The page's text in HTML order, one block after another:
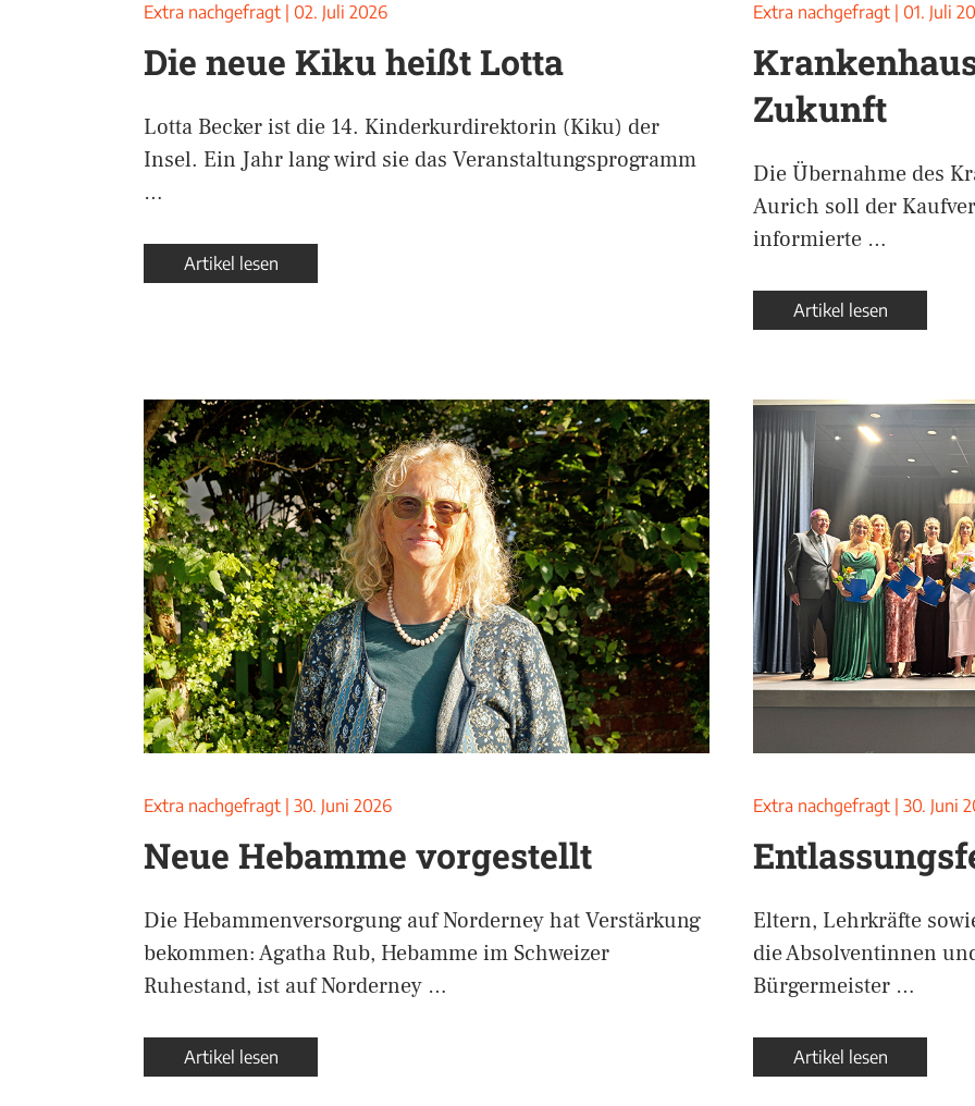
Extra nachgefragt 02. Juli 2026
Die neue Kiku heißt Lotta
Lotta Becker ist die 14. Kinderkurdirektorin (Kiku) der
Insel. Ein Jahr lang wird sie das Veranstaltungsprogramm
…
Artikel lesen
Extra nachgefragt 01. Juli
Zukunft
Die Übernahme des
Aurich soll der
informierte …
Artikel lesen
Extra nachgefragt 30. Juni 2026
Neue Hebamme vorgestellt
Die Hebammenversorgung auf Norderney hat Verstärkung
bekommen: Agatha Rub, Hebamme im Schweizer
Ruhestand, ist auf Norderney …
Artikel lesen
Extra nachgefragt 30. Juni
Eltern, Lehrkräfte
die Absolventinnen
Bürgermeister …
Artikel lesen